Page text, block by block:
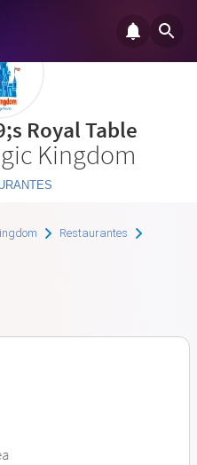
Royal Table
Kingdom
Restaurantes